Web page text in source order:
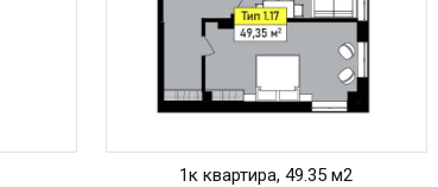
1к квартира, 49.35 м2